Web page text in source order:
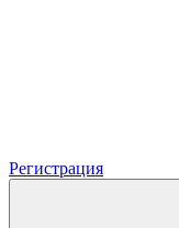
Регистрация